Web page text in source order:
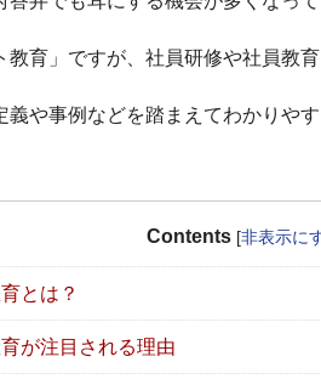
教育」ですが、社員研修や社員教
義や事例などを踏まえてわかりやす
Contents [非表示に
とは？
が注目される理由